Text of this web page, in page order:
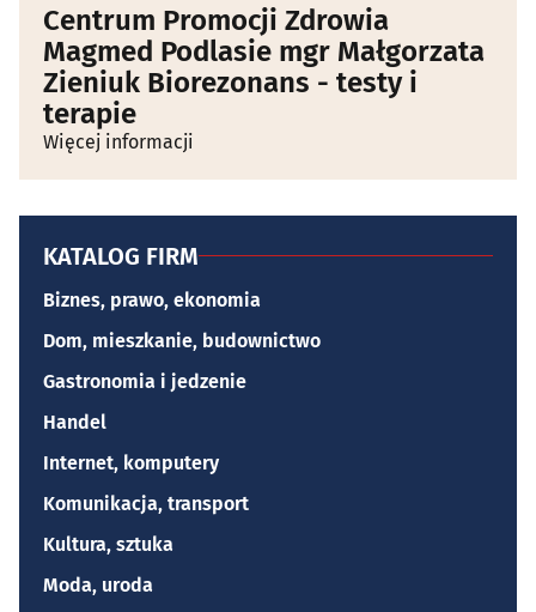
Centrum Promocji Zdrowia
Magmed Podlasie mgr Małgorzata
Zieniuk Biorezonans - testy i
terapie
Więcej informacji
KATALOG FIRM
Biznes, prawo, ekonomia
Dom, mieszkanie, budownictwo
Gastronomia i jedzenie
Handel
Internet, komputery
Komunikacja, transport
Kultura, sztuka
Moda, uroda